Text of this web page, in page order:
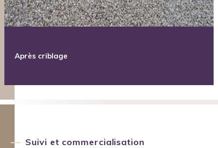
Après criblage
Suivi et commercialisation